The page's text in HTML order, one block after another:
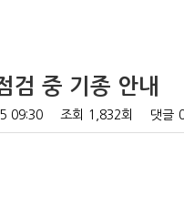
검 중 기종 안내
09:30 조회 1,832회 댓글